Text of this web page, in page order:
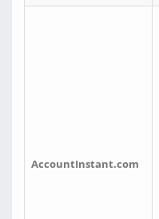
AccountInstant.com